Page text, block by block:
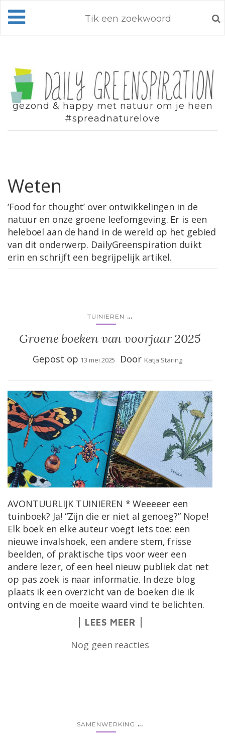
gezond & happy met natuur om je heen
#spreadnaturelove
Weten
‘Food for thought’ over ontwikkelingen in de
natuur en onze groene leefomgeving. Er is een
heleboel aan de hand in de wereld op het gebied
van dit onderwerp. DailyGreenspiration duikt
erin en schrijft een begrijpelijk artikel.
TUINIEREN ...
Groene boeken van voorjaar 2025
Gepost op 13 mei 2025 Door Katja Staring
AVONTUURLIJK TUINIEREN * Weeeeer een
tuinboek? Ja! “Zijn die er niet al genoeg?” Nope!
Elk boek en elke auteur voegt iets toe: een
nieuwe invalshoek, een andere stem, frisse
beelden, of praktische tips voor weer een
andere lezer, of een heel nieuw publiek dat net
op pas zoek is naar informatie. In deze blog
plaats ik een overzicht van de boeken die ik
ontving en de moeite waard vind te belichten.
LEES MEER
Nog geen reacties
SAMENWERKING ...